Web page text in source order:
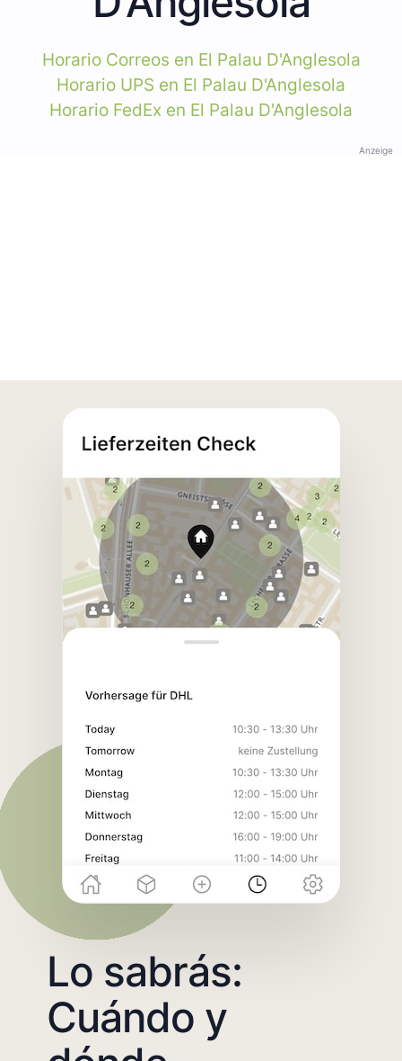
Horario Correos en El Palau D'Anglesola
Horario UPS en El Palau D'Anglesola
Horario FedEx en El Palau D'Anglesola
Anzeige
Lo sabrás:
Cuándo y